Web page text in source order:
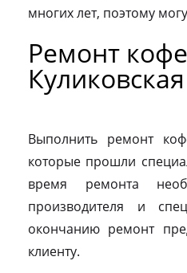
многих лет, поэтому
Ремонт
Куликовская
Выполнить ремонт
которые прошли
время ремонта
производителя и
окончанию ремонт
клиенту.